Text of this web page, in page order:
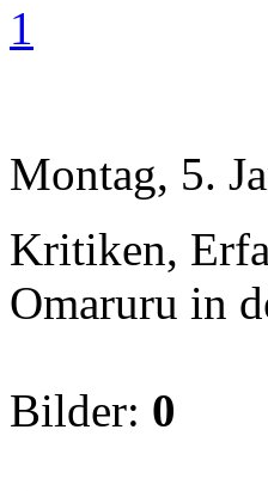
1
Montag, 5.
Kritiken,
Omaruru in
Bilder: 0